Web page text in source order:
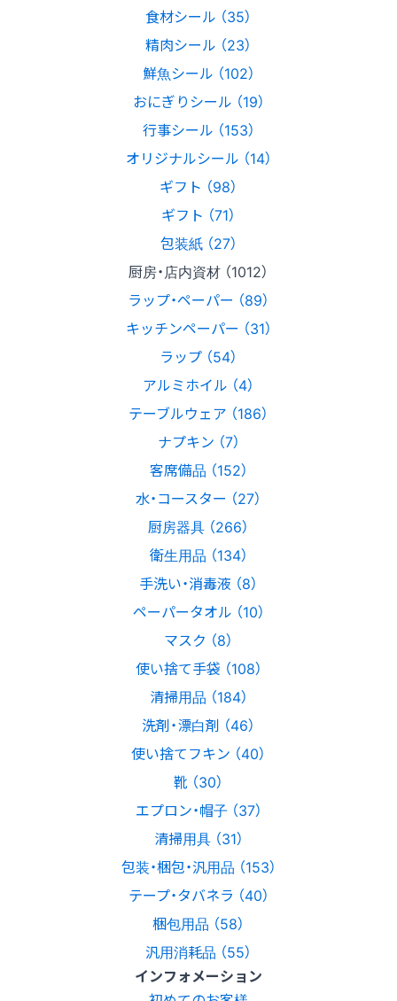
食材シール （35）
精肉シール （23）
鮮魚シール （102）
おにぎりシール （19）
行事シール （153）
オリジナルシール （14）
ギフト （98）
ギフト （71）
包装紙 （27）
厨房・店内資材 （1012）
ラップ・ペーパー （89）
キッチンペーパー （31）
ラップ （54）
アルミホイル （4）
テーブルウェア （186）
ナプキン （7）
客席備品 （152）
水・コースター （27）
厨房器具 （266）
衛生用品 （134）
手洗い・消毒液 （8）
ペーパータオル （10）
マスク （8）
使い捨て手袋 （108）
清掃用品 （184）
洗剤・漂白剤 （46）
使い捨てフキン （40）
靴 （30）
エプロン・帽子 （37）
清掃用具 （31）
包装・梱包・汎用品 （153）
テープ・タバネラ （40）
梱包用品 （58）
汎用消耗品 （55）
インフォメーション